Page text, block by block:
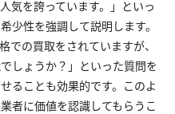
気を誇っています。」といっ
少性を強調して説明します。
での買取をされていますが、
しょうか？」といった質問を
ることも効果的です。このよ
者に価値を認識してもらうこ